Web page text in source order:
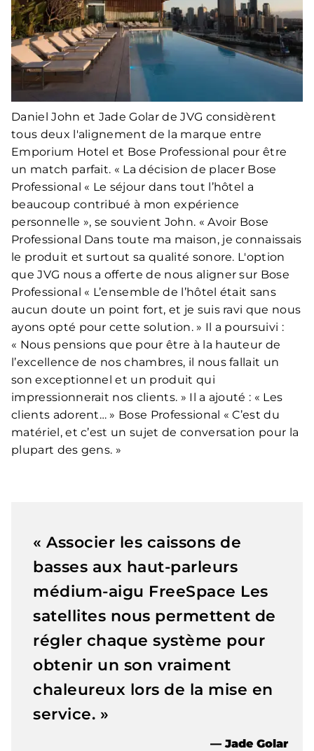
Daniel John et Jade Golar de JVG considèrent
tous deux l'alignement de la marque entre
Emporium Hotel et Bose Professional pour être
un match parfait. « La décision de placer Bose
Professional « Le séjour dans tout l’hôtel a
beaucoup contribué à mon expérience
personnelle », se souvient John. « Avoir Bose
Professional Dans toute ma maison, je connaissais
le produit et surtout sa qualité sonore. L'option
que JVG nous a offerte de nous aligner sur Bose
Professional « L’ensemble de l’hôtel était sans
aucun doute un point fort, et je suis ravi que nous
ayons opté pour cette solution. » Il a poursuivi :
« Nous pensions que pour être à la hauteur de
l’excellence de nos chambres, il nous fallait un
son exceptionnel et un produit qui
impressionnerait nos clients. » Il a ajouté : « Les
clients adorent… » Bose Professional « C’est du
matériel, et c’est un sujet de conversation pour la
plupart des gens. »
« Associer les caissons de
basses aux haut-parleurs
médium-aigu FreeSpace Les
satellites nous permettent de
régler chaque système pour
obtenir un son vraiment
chaleureux lors de la mise en
service. »
— Jade Golar